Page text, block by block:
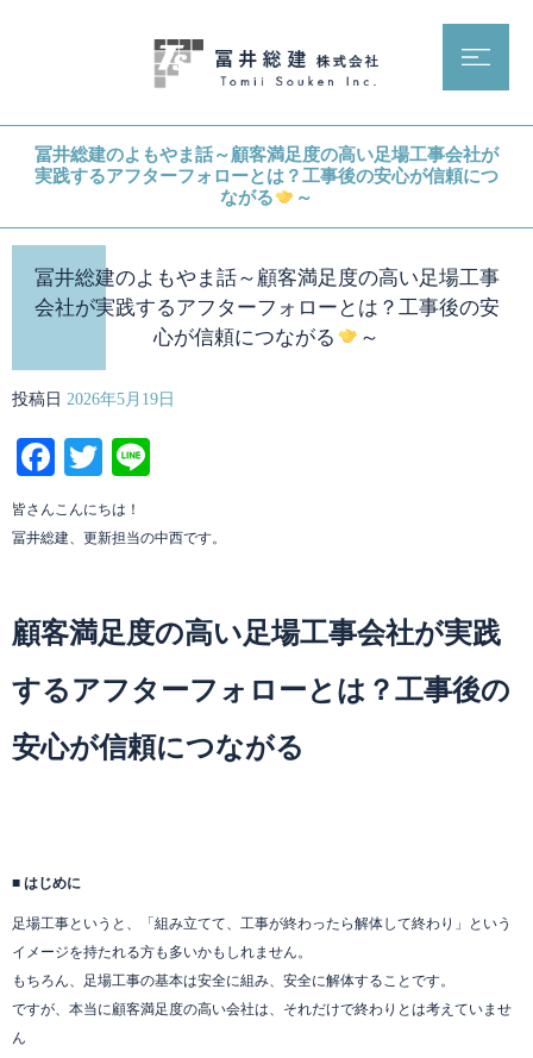
冨井総建のよもやま話～顧客満足度の高い足場工事会社が
実践するアフターフォローとは？工事後の安心が信頼につ
ながる
～
冨井総建のよもやま話～顧客満足度の高い足場工事
会社が実践するアフターフォローとは？工事後の安
心が信頼につながる
～
投稿日 2026年5月19日
Facebook
Twitter
皆さんこんにちは！
冨井総建、更新担当の中西です。
顧客満足度の高い足場工事会社が実践
するアフターフォローとは？工事後の
安心が信頼につながる
■ はじめに
足場工事というと、「組み立てて、工事が終わったら解体して終わり」という
イメージを持たれる方も多いかもしれません。
もちろん、足場工事の基本は安全に組み、安全に解体することです。
ですが、本当に顧客満足度の高い会社は、それだけで終わりとは考えていませ
ん